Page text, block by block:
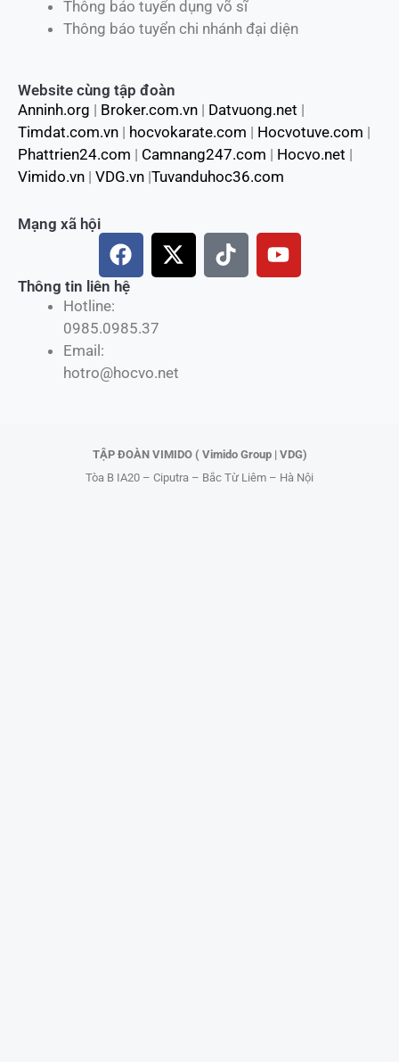
Thông báo tuyển dụng võ sĩ
Thông báo tuyển chi nhánh đại diện
Website cùng tập đoàn
Anninh.org | Broker.com.vn | Datvuong.net |
Timdat.com.vn | hocvokarate.com | Hocvotuve.com |
Phattrien24.com | Camnang247.com | Hocvo.net |
Vimido.vn | VDG.vn |Tuvanduhoc36.com
Hotline:
0985.0985.37
Email:
hotro@hocvo.net
Mạng xã hội
F
a
c
b
o
X
-
t
T
i
Y
o
Thông tin liên hệ
TẬP ĐOÀN VIMIDO ( Vimido Group | VDG)
Tòa B IA20 – Ciputra – Bắc Từ Liêm – Hà Nội